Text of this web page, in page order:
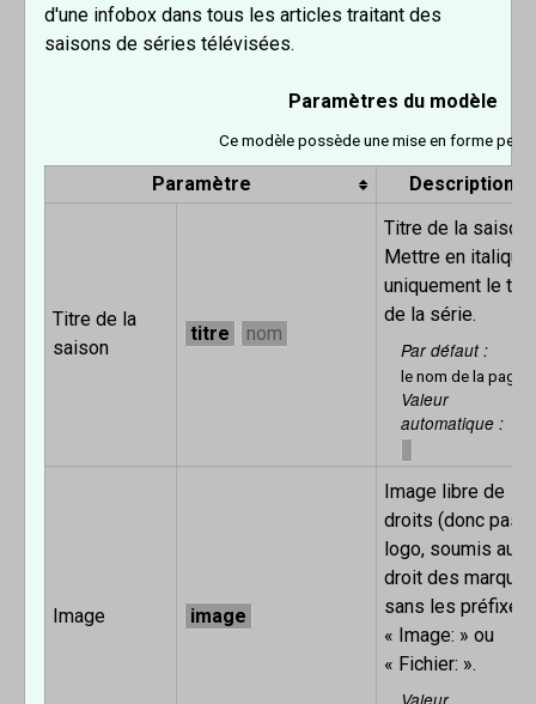
d'une infobox dans tous les articles traitant des
saisons de séries télévisées.
Paramètres du modèle
Ce modèle possède une mise en forme
Paramètre Description
Titre de la
saison
titre nom
Titre de la saison.
Mettre en italique
uniquement le
de la série.
Par défaut
le nom de la page
Valeur
automatique
Image image
Image libre de
droits (donc pas
logo, soumis au
droit des
sans les préfixes
« Image: » ou
« Fichier: ».